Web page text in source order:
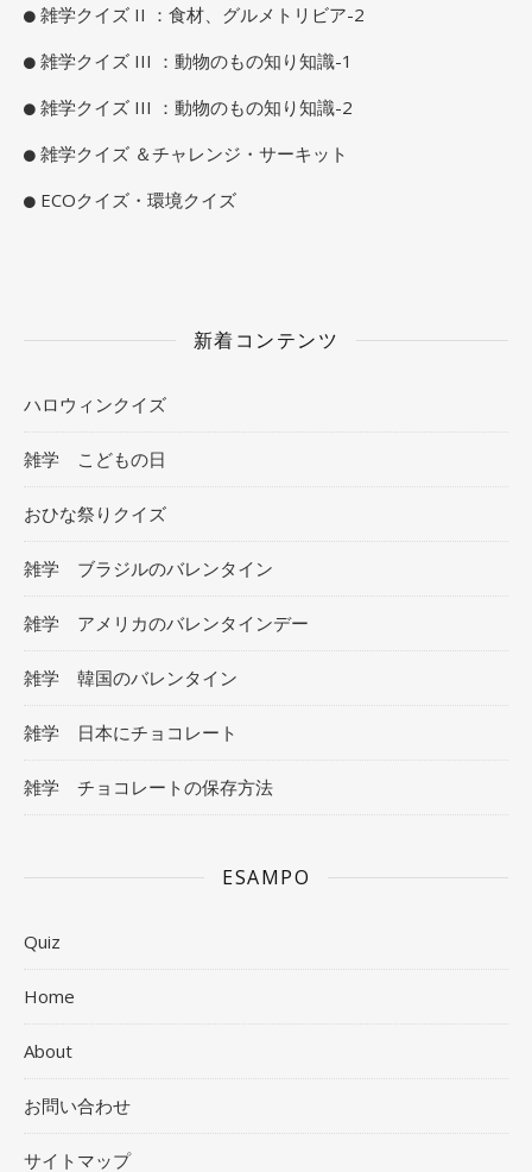
雑学クイズ II ：食材、グルメトリビア-2
雑学クイズ III ：動物のもの知り知識-1
雑学クイズ III ：動物のもの知り知識-2
雑学クイズ ＆チャレンジ・サーキット
ECOクイズ・環境クイズ
新着コンテンツ
ハロウィンクイズ
雑学 こどもの日
おひな祭りクイズ
雑学 ブラジルのバレンタイン
雑学 アメリカのバレンタインデー
雑学 韓国のバレンタイン
雑学 日本にチョコレート
雑学 チョコレートの保存方法
ESAMPO
Quiz
Home
About
お問い合わせ
サイトマップ